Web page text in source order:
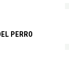
PERRO